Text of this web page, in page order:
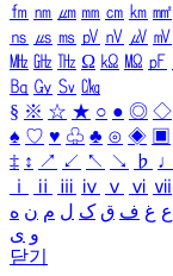
㎙ ㎚ ㎛ ㎜ ㎝ ㎞ ㎟
㎱ ㎲ ㎳ ㎴ ㎵ ㎶ ㎷
㎒ ㎓ ㎔ Ω ㏀ ㏁ ㎊
㏃ ㏉ ㏜ ㏆
§ ※ ☆ ★ ○ ● ◎ ◇
♠ ♡ ♥ ♧ ♣ ⊙ ◈ ▣
‡ ↕ ↗ ↙ ↖ ↘ ♭ ♩
ⅰ
ⅱ ⅲ ⅳ ⅴ ⅵ ⅶ
ع غ ف ق ک ل م ن ه
و ی
닫기